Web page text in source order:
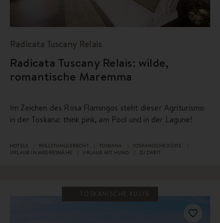
Radicata Tuscany Relais
Radicata Tuscany Relais: wilde,
romantische Maremma
Im Zeichen des Rosa Flamingos steht dieser Agriturismo
in der Toskana: think pink, am Pool und in der Lagune!
HOTELS ROLLSTUHLGERECHT TOSKANA
TOSKANISCHE KÜSTE
URLAUB IN MEERESNÄHE
URLAUB MIT HUND ZU ZWEIT
TOSKANISCHE KÜSTE